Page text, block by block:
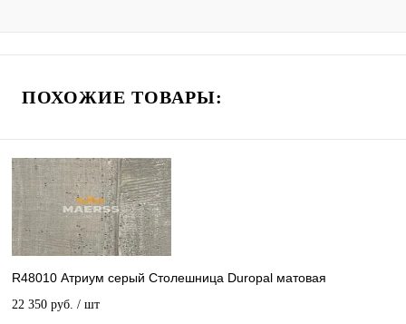
ПОХОЖИЕ ТОВАРЫ:
R48010 Атриум серый Столешница Duropal матовая
22 350 руб. / шт